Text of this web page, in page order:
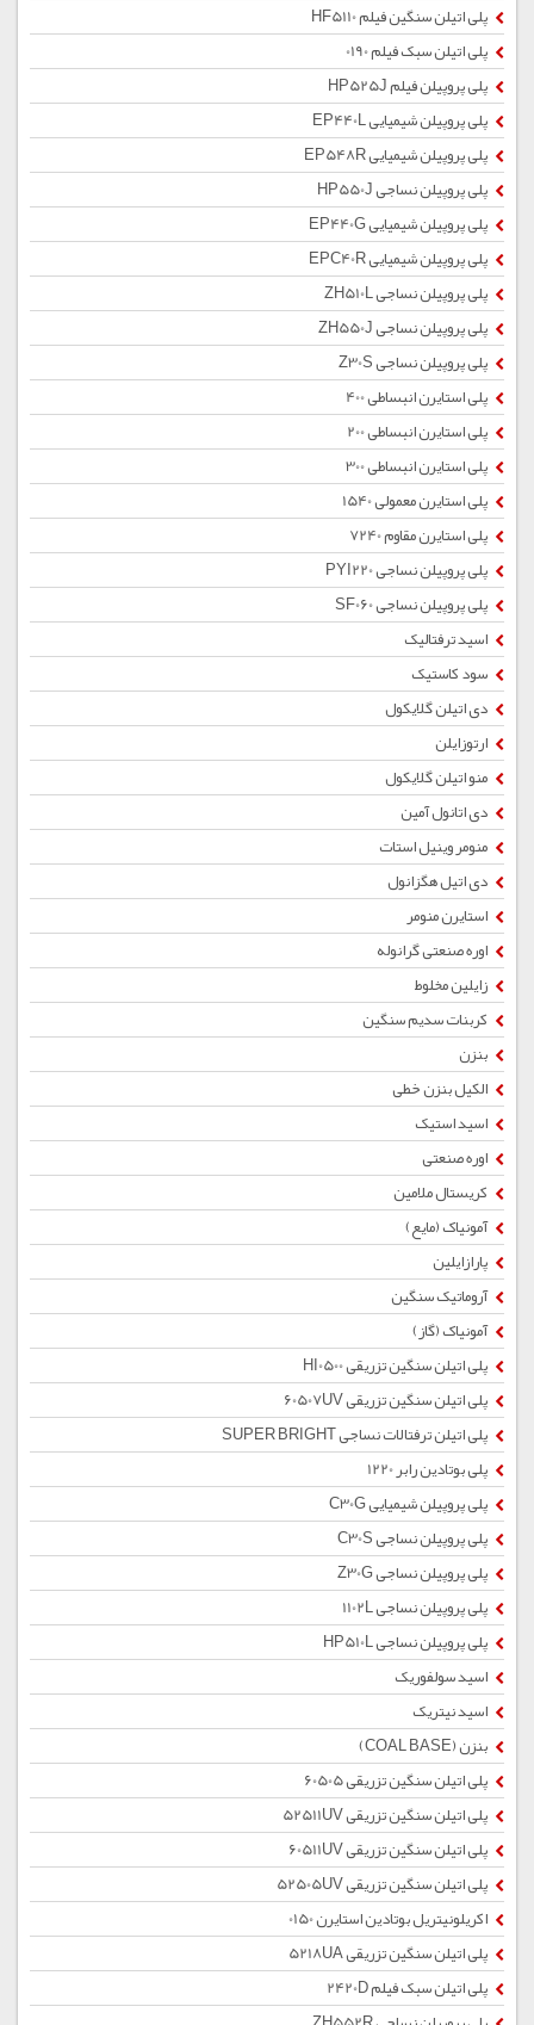
پلی اتیلن سنگین فیلم HF5110
پلی اتیلن سبک فیلم 0190
پلی پروپیلن فیلم HP525J
پلی پروپیلن شیمیایی EP440L
پلی پروپیلن شیمیایی EP548R
پلی پروپیلن نساجی HP550J
پلی پروپیلن شیمیایی EP440G
پلی پروپیلن شیمیایی EPC40R
پلی پروپیلن نساجی ZH510L
پلی پروپیلن نساجی ZH550J
پلی پروپیلن نساجی Z30S
پلی استایرن انبساطی 400
پلی استایرن انبساطی 200
پلی استایرن انبساطی 300
پلی استایرن معمولی 1540
پلی استایرن مقاوم 7240
پلی پروپیلن نساجی PYI220
پلی پروپیلن نساجی SF060
اسید ترفتالیک
سود کاستیک
دی اتیلن گلایکول
ارتوزایلن
منو اتیلن گلایکول
دی اتانول آمین
منومر وینیل استات
دی اتیل هگزانول
استایرن منومر
اوره صنعتی گرانوله
زایلین مخلوط
کربنات سدیم سنگین
بنزن
الکیل بنزن خطی
اسید استیک
اوره صنعتی
کریستال ملامین
آمونیاک (مایع)
پارازایلین
آروماتیک سنگین
آمونیاک (گاز)
پلی اتیلن سنگین تزریقی HI0500
پلی اتیلن سنگین تزریقی 60507UV
پلی اتیلن ترفتالات نساجی SUPER BRIGHT
پلی بوتادین رابر 1220
پلی پروپیلن شیمیایی C30G
پلی پروپیلن نساجی C30S
پلی پروپیلن نساجی Z30G
پلی پروپیلن نساجی 1102L
پلی پروپیلن نساجی HP510L
اسید سولفوریک
اسید نیتریک
بنزن (COAL BASE)
پلی اتیلن سنگین تزریقی 60505
پلی اتیلن سنگین تزریقی 52511UV
پلی اتیلن سنگین تزریقی 60511UV
پلی اتیلن سنگین تزریقی 52505UV
اکریلونیتریل بوتادین استایرن 0150
پلی اتیلن سنگین تزریقی 5218UA
پلی اتیلن سبک فیلم 2420D